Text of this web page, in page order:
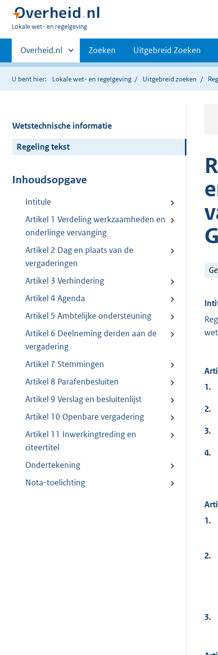
U
hier:
Lokale wet- en regelgeving
Primaire
navigatie
Andere
sites
binnen
Overheid.nl Zoeken Uitgebreid Zoeken
U bent hier: Lokale wet- en regelgeving Uitgebreid zoeken
Wetstechnische informatie
Regeling tekst
Inhoudsopgave
Intitule
Artikel 1 Verdeling werkzaamheden en
onderlinge vervanging
Artikel 2 Dag en plaats van de
vergaderingen
Artikel 3 Verhindering
Artikel 4 Agenda
Artikel 5 Ambtelijke ondersteuning
Artikel 6 Deelneming derden aan de
vergadering
Artikel 7 Stemmingen
Artikel 8 Parafenbesluiten
Artikel 9 Verslag en besluitenlijst
Artikel 10 Openbare vergadering
Artikel 11 Inwerkingtreding en
citeertitel
Ondertekening
Nota-toelichting
1.
2.
3.
4.
1.
2.
3.